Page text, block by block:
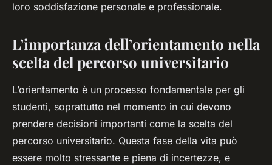
loro soddisfazione personale e professionale.
L’importanza dell’orientamento nella
scelta del percorso universitario
L’orientamento è un processo fondamentale per gli
studenti, soprattutto nel momento in cui devono
prendere decisioni importanti come la scelta del
percorso universitario. Questa fase della vita può
essere molto stressante e piena di incertezze, e